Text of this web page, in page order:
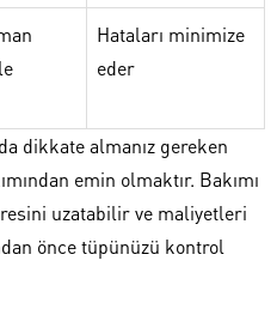
Hataları minimize
eder
dikkate almanız gereken
emin olmaktır. Bakımı
uzatabilir ve maliyetleri
önce tüpünüzü kontrol